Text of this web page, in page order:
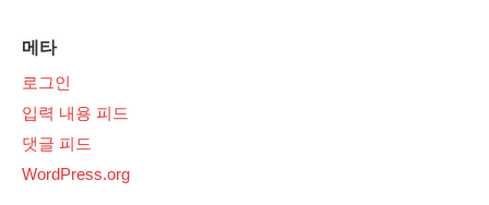
메타
로그인
입력 내용 피드
댓글 피드
WordPress.org